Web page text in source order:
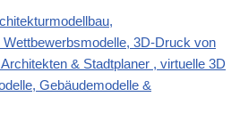
3D-Druck von
& Stadtplaner , virtuelle 3D
Gebäudemodelle &